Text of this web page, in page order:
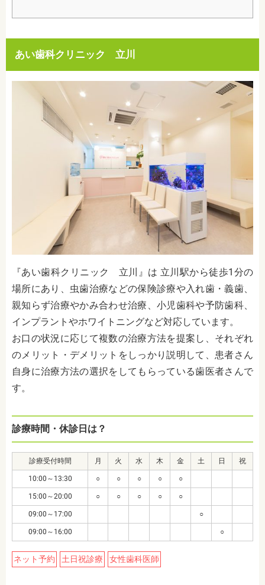
あい歯科クリニック 立川
『あい歯科クリニック 立川』は 立川駅から徒歩1分の
場所にあり、虫歯治療などの保険診療や入れ歯・義歯、
親知らず治療やかみ合わせ治療、小児歯科や予防歯科、
インプラントやホワイトニングなど対応しています。
お口の状況に応じて複数の治療方法を提案し、それぞれ
のメリット・デメリットをしっかり説明して、患者さん
自身に治療方法の選択をしてもらっている歯医者さんで
す。
診療時間・休診日は？
診療受付時間 月 火 水 木 金 土 日 祝
10:00～13:30 ○ ○ ○ ○ ○
15:00～20:00 ○ ○ ○ ○ ○
09:00～17:00 ○
09:00～16:00 ○
ネット予約 土日祝診療 女性歯科医師